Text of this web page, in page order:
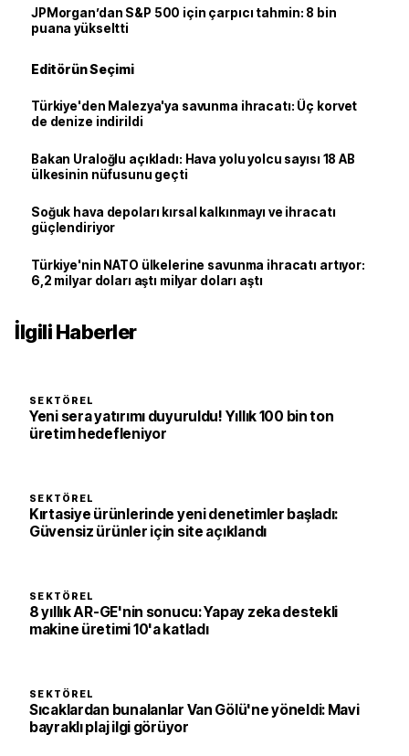
JPMorgan’dan S&P 500 için çarpıcı tahmin: 8 bin
puana yükseltti
Editörün Seçimi
Türkiye'den Malezya'ya savunma ihracatı: Üç korvet
de denize indirildi
Bakan Uraloğlu açıkladı: Hava yolu yolcu sayısı 18 AB
ülkesinin nüfusunu geçti
Soğuk hava depoları kırsal kalkınmayı ve ihracatı
güçlendiriyor
Türkiye'nin NATO ülkelerine savunma ihracatı artıyor:
6,2 milyar doları aştı milyar doları aştı
İlgili Haberler
SEKTÖREL
Yeni sera yatırımı duyuruldu! Yıllık 100 bin ton
üretim hedefleniyor
SEKTÖREL
Kırtasiye ürünlerinde yeni denetimler başladı:
Güvensiz ürünler için site açıklandı
SEKTÖREL
8 yıllık AR-GE'nin sonucu: Yapay zeka destekli
makine üretimi 10'a katladı
SEKTÖREL
Sıcaklardan bunalanlar Van Gölü'ne yöneldi: Mavi
bayraklı plaj ilgi görüyor